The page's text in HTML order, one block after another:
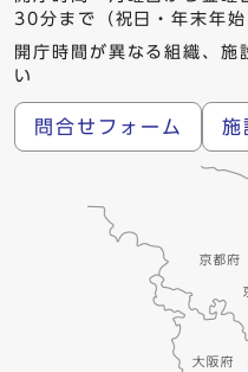
30分まで（祝日・年末年始
開庁時間が異なる組織、施
い
問合せフォーム 施